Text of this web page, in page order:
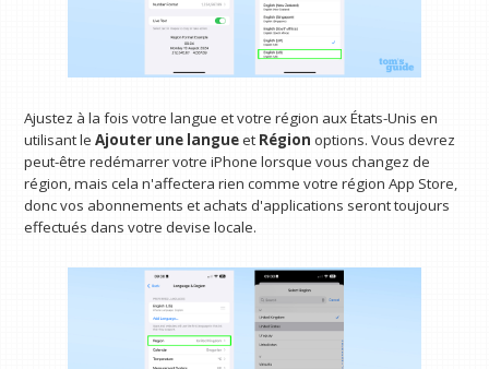
Ajustez à la fois votre langue et votre région aux États-Unis en
utilisant leAjouter une langueet Région options. Vous devrez
peut-être redémarrer votre iPhone lorsque vous changez de
région, mais cela n'affectera rien comme votre région App Store,
donc vos abonnements et achats d'applications seront toujours
effectués dans votre devise locale.